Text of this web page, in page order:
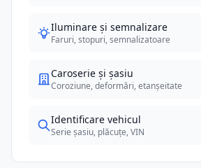
Iluminare și semnalizare
Faruri, stopuri, semnalizatoare
Caroserie și șasiu
Coroziune, deformări, etanșeitate
Identificare vehicul
Serie șasiu, plăcuțe, VIN